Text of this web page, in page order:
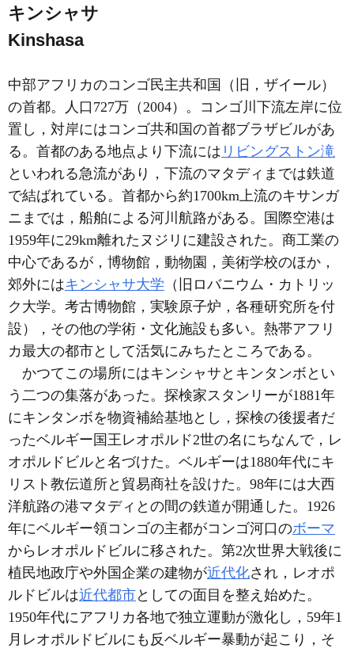
キンシャサ
Kinshasa
中部アフリカのコンゴ民主共和国（旧，ザイール）
の首都。人口727万（2004）。コンゴ川下流左岸に位
置し，対岸にはコンゴ共和国の首都ブラザビルがあ
る。首都のある地点より下流には リビングストン滝
といわれる急流があり，下流のマタディまでは鉄道
で結ばれている。首都から約1700km上流のキサンガ
ニまでは，船舶による河川航路がある。国際空港は
1959年に29km離れたヌジリに建設された。商工業の
中心であるが，博物館，動物園，美術学校のほか，
郊外にはキンシャサ大学 （旧ロバニウム・カトリッ
ク大学。考古博物館，実験原子炉，各種研究所を付
設），その他の学術・文化施設も多い。熱帯アフリ
カ最大の都市として活気にみちたところである。
かつてこの場所にはキンシャサとキンタンボとい
う二つの集落があった。探検家スタンリーが1881年
にキンタンボを物資補給基地とし，探検の後援者だ
ったベルギー国王レオポルド2世の名にちなんで，レ
オポルドビルと名づけた。ベルギーは1880年代にキ
リスト教伝道所と貿易商社を設けた。98年には大西
洋航路の港マタディとの間の鉄道が開通した。1926
年にベルギー領コンゴの主都がコンゴ河口のボーマ
からレオポルドビルに移された。第2次世界大戦後に
植民地政庁や外国企業の建物が近代化され，レオポ
ルドビルは近代都市としての面目を整え始めた。
1950年代にアフリカ各地で独立運動が激化し，59年1
月レオポルドビルにも反ベルギー暴動が起こり，そ